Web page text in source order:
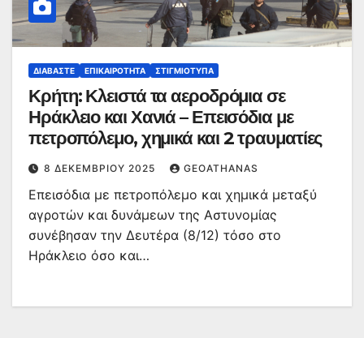
ΔΙΑΒΆΣΤΕ ΕΠΙΚΑΙΡΌΤΗΤΑ ΣΤΙΓΜΙΌΤΥΠΑ
Κρήτη: Κλειστά τα αεροδρόμια σε
Ηράκλειο και Χανιά – Επεισόδια με
πετροπόλεμο, χημικά και 2 τραυματίες
8 ΔΕΚΕΜΒΡΊΟΥ 2025 GEOATHANAS
Επεισόδια με πετροπόλεμο και χημικά μεταξύ
αγροτών και δυνάμεων της Αστυνομίας
συνέβησαν την Δευτέρα (8/12) τόσο στο
Ηράκλειο όσο και…